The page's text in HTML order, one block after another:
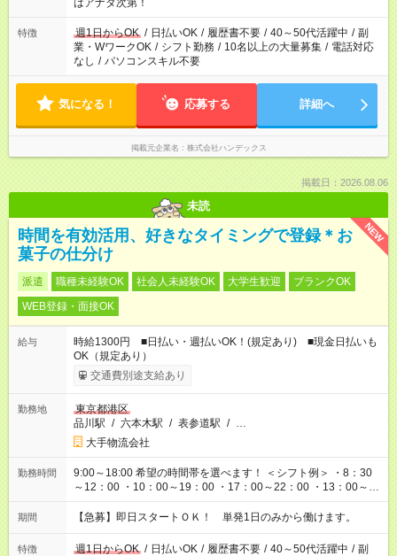
はアナタ次第！
特徴 週1日からOK / 日払いOK / 履歴書不要 / 40～50代活躍中 / 副
業・WワークOK / シフト勤務 / 10名以上の大量募集 / 電話対応
なし / パソコンスキル不要
気になる！ 応募する 詳細へ
掲載元企業名 株式会社ハンデックス
掲載日：2026.08.06
未読
NEW
時間を有効活用、好きなタイミングで登録＊お
菓子の仕分け
派遣 職種未経験OK 社会人未経験OK 大学生歓迎
ブランクOK
WEB登録・面接OK
給与
時給1300円 ■日払い・週払いOK！(規定あり) ■現金日払いも
OK（規定あり）
交通費別途支給あり
勤務地
東京都港区
品川駅 / 六本木駅 / 表参道駅 / …
大手物流会社
勤務時間
9:00～18:00 希望の時間帯を選べます！ ＜シフト例＞ ・8：30
～12：00 ・10：00～19：00 ・17：00～22：00 ・13：00～
22：00 ・22：00～翌6：00 など
期間 【急募】即日スタートＯＫ！ 単発1日のみから働けます。
特徴 週1日からOK / 日払いOK / 履歴書不要 / 40～50代活躍中 / 副